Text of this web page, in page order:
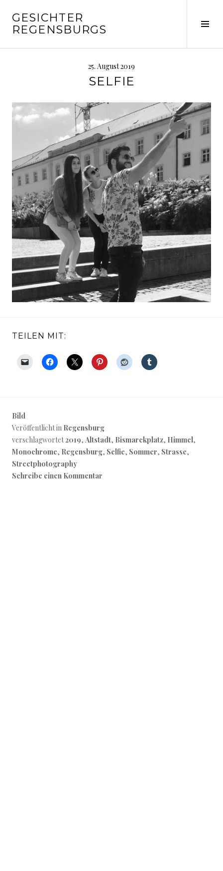
zum
Inhalt
GESICHTER
REGENSBURGS
25. August 2019
SELFIE
TEILEN MIT:
Bild
Veröffentlicht in Regensburg
verschlagwortet2019, Altstadt, Bismarckplatz, Himmel,
Monochrome, Regensburg, Selfie, Sommer, Strasse,
Streetphotography
Schreibe einen Kommentar